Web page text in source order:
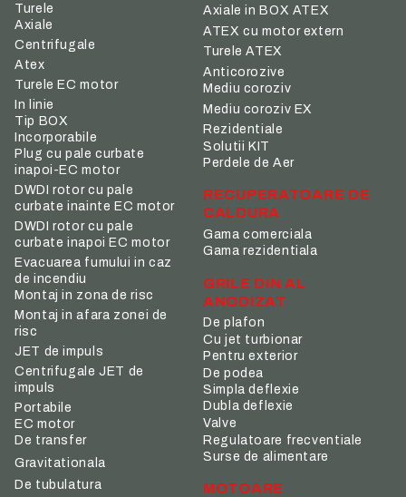
Turele
Axiale
Centrifugale
Atex
Turele EC motor
In linie
Tip BOX
Incorporabile
Plug cu pale curbate
inapoi-EC motor
DWDI rotor cu pale
curbate inainte EC motor
DWDI rotor cu pale
curbate inapoi EC motor
Evacuarea fumului in caz
de incendiu
Montaj in zona de risc
Montaj in afara zonei de
risc
JET de impuls
Centrifugale JET de
impuls
Portabile
EC motor
Axiale in BOX ATEX
ATEX cu motor extern
Turele ATEX
Anticorozive
Mediu coroziv
Mediu coroziv EX
Rezidentiale
Solutii KIT
Perdele de Aer
RECUPERATOARE DE
CALDURA
Gama comerciala
Gama rezidentiala
GRILE DIN AL
ANODIZAT
De plafon
Cu jet turbionar
Pentru exterior
De podea
Simpla deflexie
Dubla deflexie
Valve
De transfer
Gravitationala
De tubulatura
Regulatoare frecventiale
Surse de alimentare
MOTOARE